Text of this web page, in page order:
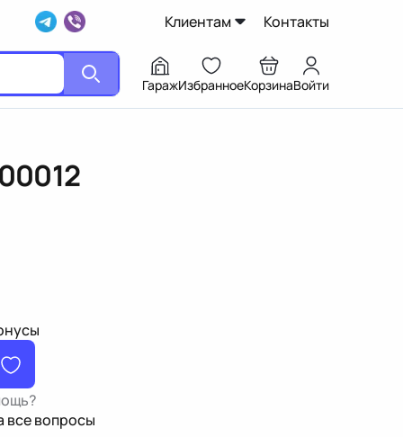
Клиентам Контакты
ГаражИзбранноеКорзинаВойти
все вопросы